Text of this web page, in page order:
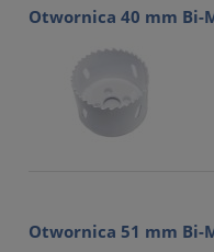
Otwornica 40 mm Bi-
Otwornica 51 mm Bi-